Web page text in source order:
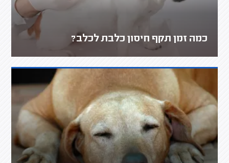
כמה זמן תקף חיסון כלבת לכלב?